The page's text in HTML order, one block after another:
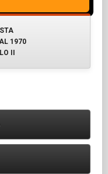
1970
II